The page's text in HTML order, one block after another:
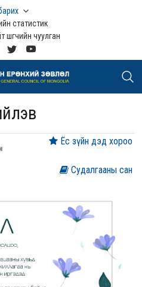
статистик
шүүгчийн чуулган
Судалгааны сан
Ёс зүйн дэд хороо